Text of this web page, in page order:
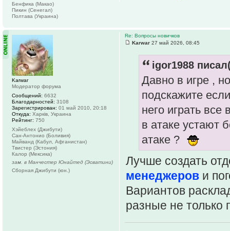
Бенфика (Макао)
Пикин (Сенегал)
Полтава (Украина)
Re: Вопросы новичков
Karwar 27 май 2026, 08:45
igor1988
Давно в игре ,
подскажите
него играть
в атаке устают
атаке ?
Лучше создать
менеджеров и
Вариантов
разные не только
Karwar
Модератор форума
Сообщений: 6632
Благодарностей: 3108
Зарегистрирован: 01 май 2010, 20:18
Откуда: Харків, Украина
Рейтинг: 750
Хэйеблех (Джибути)
Сан-Антонио (Боливия)
Майванд (Кабул, Афганистан)
Твистер (Эстония)
Калор (Мексика)
зам. в Манчестер Юнайтед (Эсватини)
Сборная Джибути (юн.)